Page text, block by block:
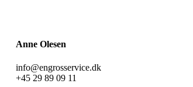
Anne Olesen
info@engrosservice.dk
+45 29 89 09 11